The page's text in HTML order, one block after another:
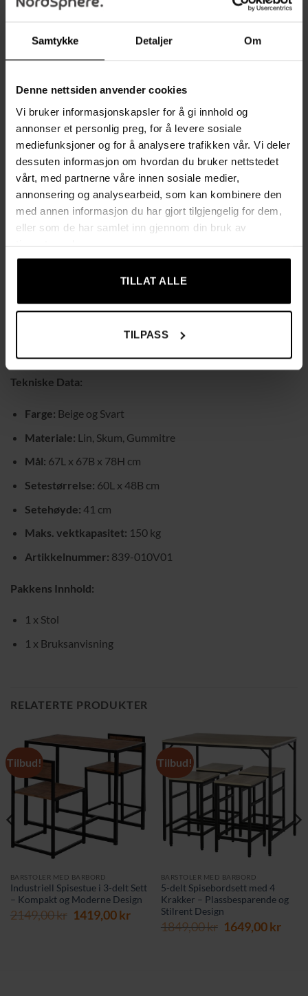
Samtykke Detaljer Om
Denne nettsiden anvender cookies
Vi bruker informasjonskapsler for å gi innhold og
annonser et personlig preg, for å levere sosiale
mediefunksjoner og for å analysere trafikken vår. Vi deler
dessuten informasjon om hvordan du bruker nettstedet
vårt, med partnerne våre innen sosiale medier,
annonsering og analysearbeid, som kan kombinere den
med annen informasjon du har gjort tilgjengelig for dem,
eller som de har samlet inn gjennom din bruk av
TILLAT ALLE
TILPASS
Med myk skumfylling og et linentrekk som puster, tilbyr
avslapning eller arbeid, og en ideell kombinasjon av komfort
Stabil og Holdbar Konstruksjon
Stolens ramme og ben er laget av solid gummitre, som gir
ekstra stabilitet og støtte. Med en maksimal vektkapasitet på
150 kg er den både robust og pålitelig for langvarig bruk.
Justerbare, Sklisikre Føtter
De justerbare føttene gir optimal stabilitet og hindrer
Stolen leveres med en bruksanvisning for rask og enkel
montering, slik at du kan begynne å nyte din nye stol med en
Tekniske Data:
Farge: Beige og Svart
Materiale: Lin, Skum, Gummitre
Mål: 67L x 67B x 78H cm
Setestørrelse: 60L x 48B cm
Setehøyde: 41 cm
Maks. vektkapasitet: 150 kg
Artikkelnummer: 839-010V01
Pakkens Innhold:
1 x Stol
1 x Bruksanvisning
RELATERTE PRODUKTER
Tilbud!
BARSTOLER MED BARBORD
Industriell Spisestue i 3-delt Sett
– Kompakt og Moderne Design
2149,00kr Opprinnelig
1419,00krNåværende
Tilbud!
BARSTOLER MED BARBORD
5-delt Spisebordsett med 4
Krakker – Plassbesparende og
Stilrent Design
1849,00kr Opprinnelig
1649,00kr